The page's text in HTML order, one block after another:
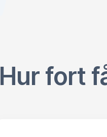
Hur fort